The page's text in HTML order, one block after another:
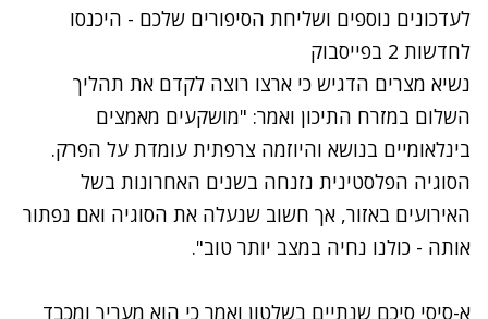
לעדכונים נוספים ושליחת הסיפורים שלכם - היכנסו
לחדשות 2 בפייסבוק
נשיא מצרים הדגיש כי ארצו רוצה לקדם את תהליך
השלום במזרח התיכון ואמר: "מושקעים מאמצים
בינלאומיים בנושא והיוזמה צרפתית עומדת על הפרק.
הסוגיה הפלסטינית נזנחה בשנים האחרונות בשל
האירועים באזור, אך חשוב שנעלה את הסוגיה ואם נפתור
אותה - כולנו נחיה במצב יותר טוב".
א-סיסי סיכם שנתיים בשלטון ואמר כי הוא מעריך ומכבד